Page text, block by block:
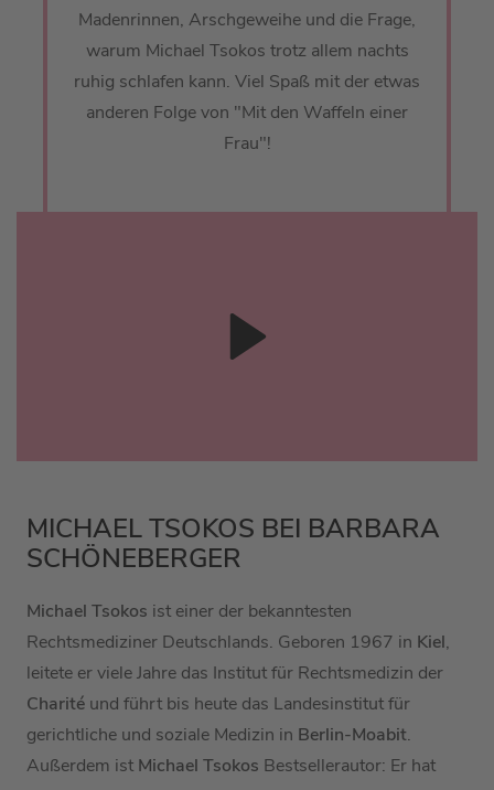
Madenrinnen, Arschgeweihe und die Frage,
warum Michael Tsokos trotz allem nachts
ruhig schlafen kann. Viel Spaß mit der etwas
anderen Folge von "Mit den Waffeln einer
Frau"!
MICHAEL TSOKOS BEI BARBARA
SCHÖNEBERGER
Michael Tsokos ist einer der bekanntesten
Rechtsmediziner Deutschlands. Geboren 1967 in Kiel,
leitete er viele Jahre das Institut für Rechtsmedizin der
Charité und führt bis heute das Landesinstitut für
gerichtliche und soziale Medizin in Berlin-Moabit.
Außerdem ist Michael Tsokos Bestsellerautor: Er hat